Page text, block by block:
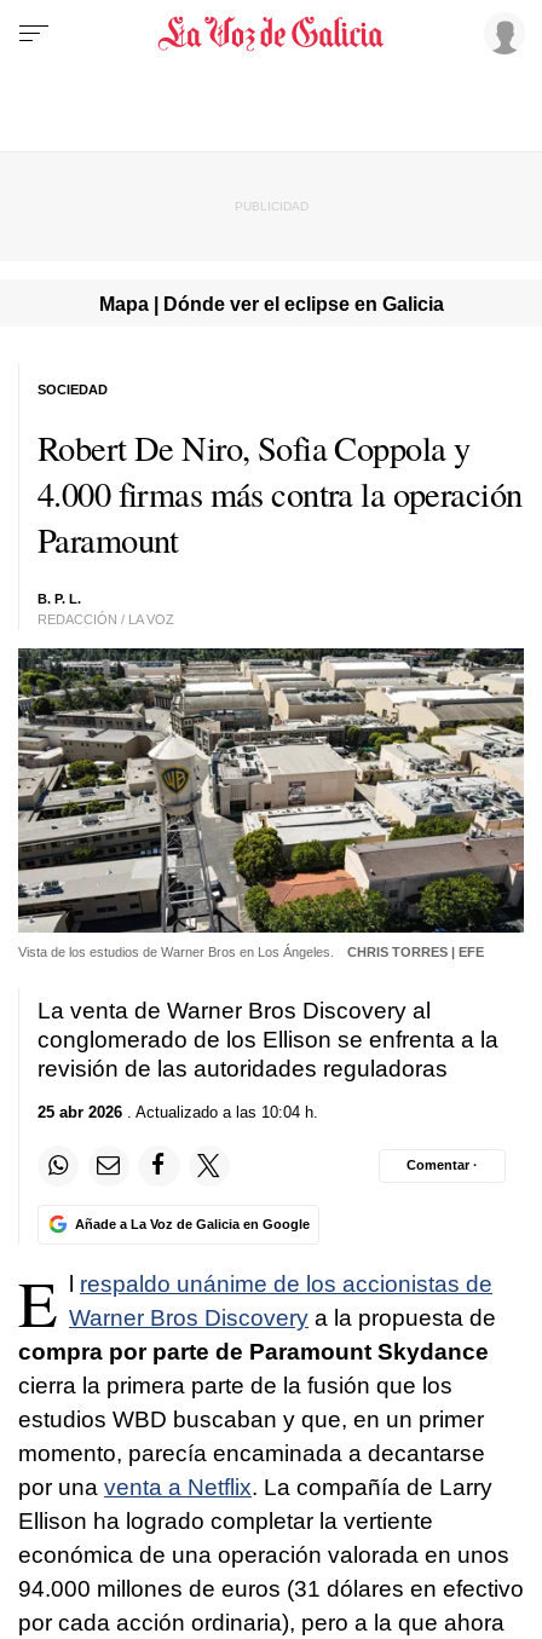
Mapa | Dónde ver el eclipse en Galicia
Robert De Niro, Sofia Coppola y
4.000 firmas más contra la operación
Paramount
B. P. L.
REDACCIÓN / LA VOZ
SOCIEDAD
Vista de los estudios de Warner Bros en Los Ángeles. CHRIS TORRES | EFE
La venta de Warner Bros Discovery al
conglomerado de los Ellison se enfrenta a la
revisión de las autoridades reguladoras
25 abr 2026 . Actualizado a las 10:04 h.
Añade a La Voz de Galicia en Google
Comentar ·
E l respaldo unánime de los accionistas de
Warner Bros Discovery a la propuesta de
compra por parte de Paramount Skydance
cierra la primera parte de la fusión que los
estudios WBD buscaban y que, en un primer
momento, parecía encaminada a decantarse
por una venta a Netflix. La compañía de Larry
Ellison ha logrado completar la vertiente
económica de una operación valorada en unos
94.000 millones de euros (31 dólares en efectivo
por cada acción ordinaria), pero a la que ahora